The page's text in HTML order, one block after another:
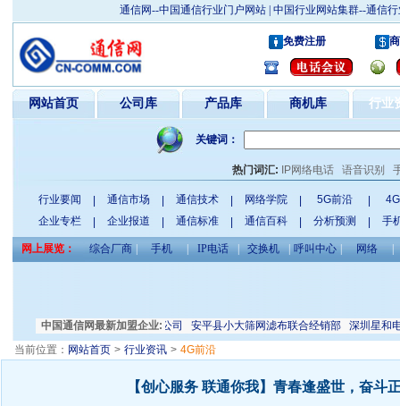
通信网--中国通信行业门户网站 | 中国行业网站集群--通信
免费注册
网站首页 公司库 产品库 商机库 行业
关键词：
热门词汇: IP网络电话 语音识别
行业要闻 通信市场 通信技术 网络学院 5G前沿
企业专栏
企业报道 通信标准 通信百科 分析预测 手
网上展览： 综合厂商 | 手机 | IP电话 | 交换机 | 呼叫中心 | 网络 |
中国通信网最新加盟企业:
有限公司 天津振威展览有限公司 安平县小大筛网滤布联合经销部
深圳星和电
当前位置： 网站首页 > 行业资讯 > 4G前沿
【创心服务 联通你我】青春逢盛世，奋斗